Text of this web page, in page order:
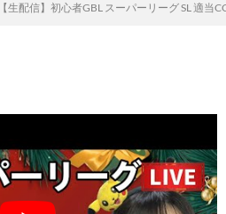
【生配信】初心者GBL スーパーリーグ SL 適